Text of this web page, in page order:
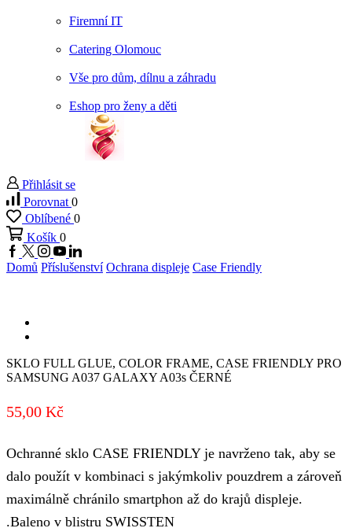
Firemní IT
Catering Olomouc
Vše pro dům, dílnu a záhradu
Eshop pro ženy a děti
Přihlásit se
Porovnat 0
Oblíbené 0
Košík 0
Facebook
Twitter
Instagram
YoutubeLinkedin
Domů Příslušenství Ochrana displeje Case Friendly
SKLO FULL GLUE, COLOR FRAME, CASE FRIENDLY PRO
SAMSUNG A037 GALAXY A03s ČERNÉ
55,00 Kč
Ochranné sklo CASE FRIENDLY je navrženo tak, aby se
dalo použít v kombinaci s jakýmkoliv pouzdrem a zároveň
maximálně chránilo smartphon až do krajů displeje.
.Baleno v blistru SWISSTEN